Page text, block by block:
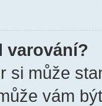
varování?
si může
vám